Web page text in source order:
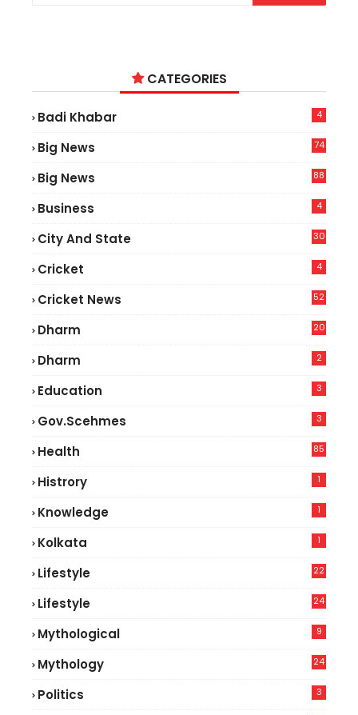
CATEGORIES
Badi Khabar 4
Big News
74
Big News
88
Business 4
City And State 30
Cricket 4
Cricket News
52
Dharm 20
Dharm 2
Education 3
Gov.scehmes 3
Health
85
Histrory 1
Knowledge 1
Kolkata 1
Lifestyle
22
Lifestyle
24
Mythological 9
Mythology 24
Politics 3